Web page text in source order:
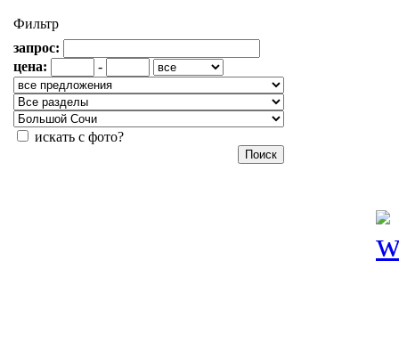
Фильтр
запрос:
цена:
-
искать с фото?